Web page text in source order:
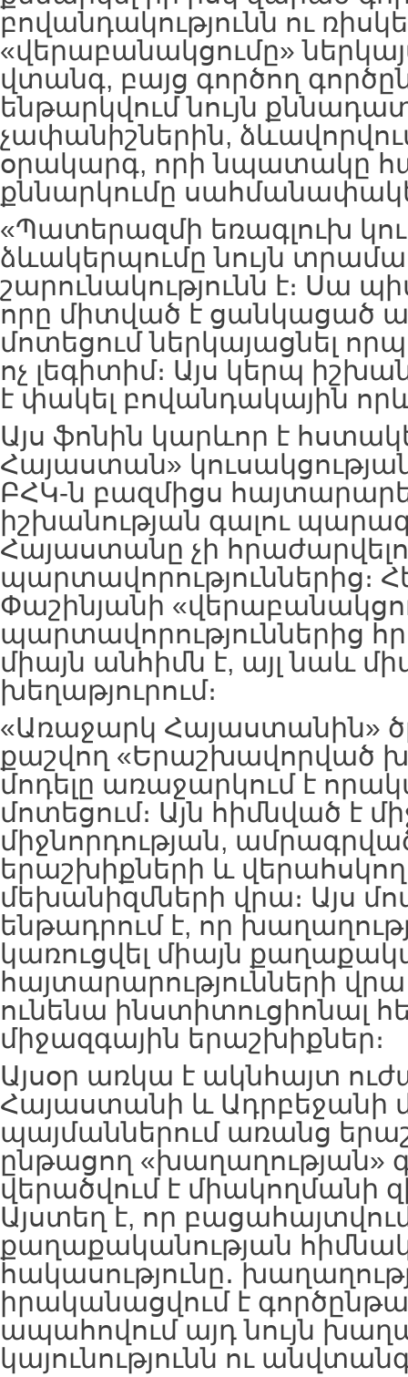
բովանդակությունն ու
«վերաբանակցումը»
վտանգ, բայց գործող
ենթարկվում նույն
չափանիշներին,
օրակարգ, որի նպատակը
քննարկումը
«Պատերազմի եռագլուխ
ձևակերպումը նույն
շարունակությունն է։ Սա
որը միտված է ցանկացած
մոտեցում ներկայացնել
ոչ լեգիտիմ։ Այս կերպ
է փակել բովանդակային
Այս ֆոնին կարևոր է
Հայաստան» կուսակցության
ԲՀԿ-ն բազմիցս
իշխանության գալու
Հայաստանը չի
պարտավորություններից։
Փաշինյանի
պարտավորություններից
միայն անհիմն է, այլ նաև
խեղաթյուրում։
«Առաջարկ Հայաստանին»
քաշվող «Երաշխավորված
մոդելը առաջարկում է
մոտեցում։ Այն հիմնված է
միջնորդության,
երաշխիքների և
մեխանիզմների վրա։ Այս
ենթադրում է, որ
կառուցվել միայն
հայտարարությունների
ունենա ինստիտուցիոնալ
միջազգային երաշխիքներ։
Այսօր առկա է ակնհայտ
Հայաստանի և Ադրբեջանի
պայմաններում առանց
ընթացող «խաղաղության»
վերածվում է միակողմանի
Այստեղ է, որ
քաղաքականության
հակասությունը․
իրականացվում է
ապահովում այդ նույն
կայունությունն ու